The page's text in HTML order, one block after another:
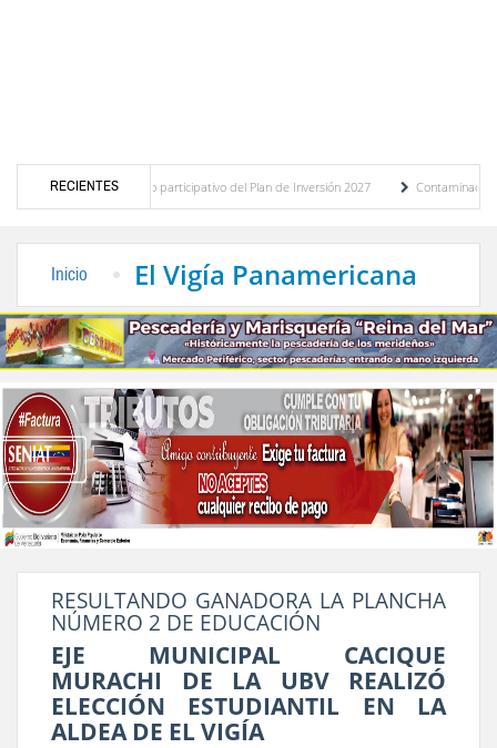
RECIENTES
del presupuesto participativo del Plan de Inversión 2027
Contaminación y
Inicio El Vigía Panamericana
RESULTANDO GANADORA LA PLANCHA
NÚMERO 2 DE EDUCACIÓN
EJE MUNICIPAL CACIQUE
MURACHI DE LA UBV REALIZÓ
ELECCIÓN ESTUDIANTIL EN LA
ALDEA DE EL VIGÍA